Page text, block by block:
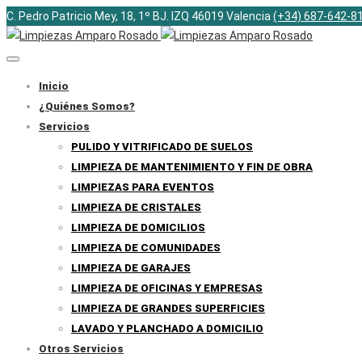
C. Pedro Patricio Mey, 18, 1º BJ. IZQ 46019 Valencia (+34) 687-642-
Inicio
¿Quiénes Somos?
Servicios
PULIDO Y VITRIFICADO DE SUELOS
LIMPIEZA DE MANTENIMIENTO Y FIN DE OBRA
LIMPIEZAS PARA EVENTOS
LIMPIEZA DE CRISTALES
LIMPIEZA DE DOMICILIOS
LIMPIEZA DE COMUNIDADES
LIMPIEZA DE GARAJES
LIMPIEZA DE OFICINAS Y EMPRESAS
LIMPIEZA DE GRANDES SUPERFICIES
LAVADO Y PLANCHADO A DOMICILIO
Otros Servicios